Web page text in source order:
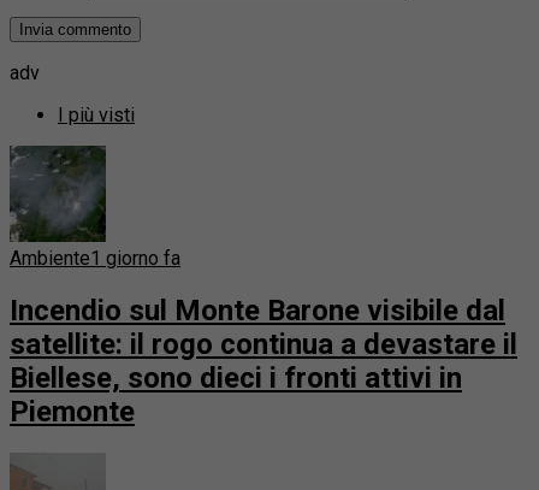
adv
I più visti
Ambiente1 giorno fa
Incendio sul Monte Barone visibile dal
satellite: il rogo continua a devastare il
Biellese, sono dieci i fronti attivi in
Piemonte